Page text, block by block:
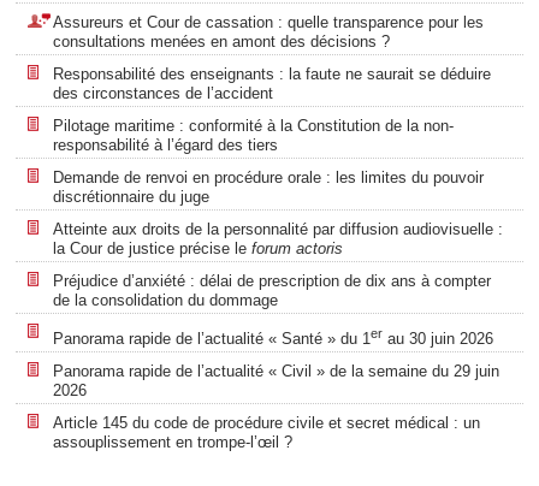
Assureurs et Cour de cassation : quelle transparence pour les
consultations menées en amont des décisions ?
Responsabilité des enseignants : la faute ne saurait se déduire
des circonstances de l’accident
Pilotage maritime : conformité à la Constitution de la non-
responsabilité à l’égard des tiers
Demande de renvoi en procédure orale : les limites du pouvoir
discrétionnaire du juge
Atteinte aux droits de la personnalité par diffusion audiovisuelle :
la Cour de justice précise le forum actoris
Préjudice d’anxiété : délai de prescription de dix ans à compter
de la consolidation du dommage
Panorama rapide de l’actualité « Santé » du 1er au 30 juin 2026
Panorama rapide de l’actualité « Civil » de la semaine du 29 juin
2026
Article 145 du code de procédure civile et secret médical : un
assouplissement en trompe-l’œil ?